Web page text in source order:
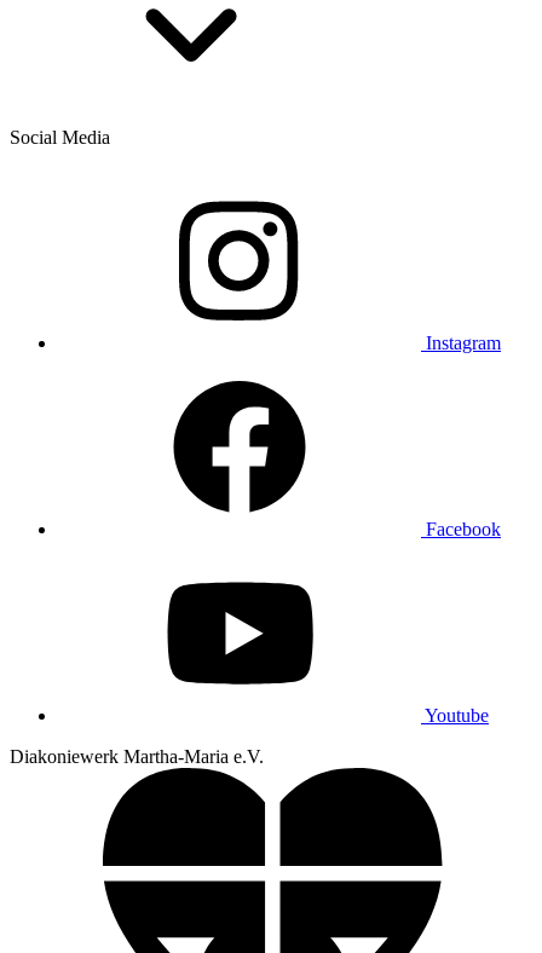
Social Media
Instagram
Facebook
Youtube
Diakoniewerk Martha-Maria e.V.